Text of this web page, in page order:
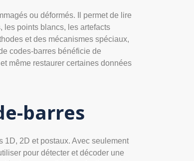
ou déformés. Il permet de lire
les points blancs, les artefacts
et des mécanismes spéciaux,
codes-barres bénéficie de
même restaurer certaines données
barres
1D, 2D et postaux. Avec seulement
pour détecter et décoder une